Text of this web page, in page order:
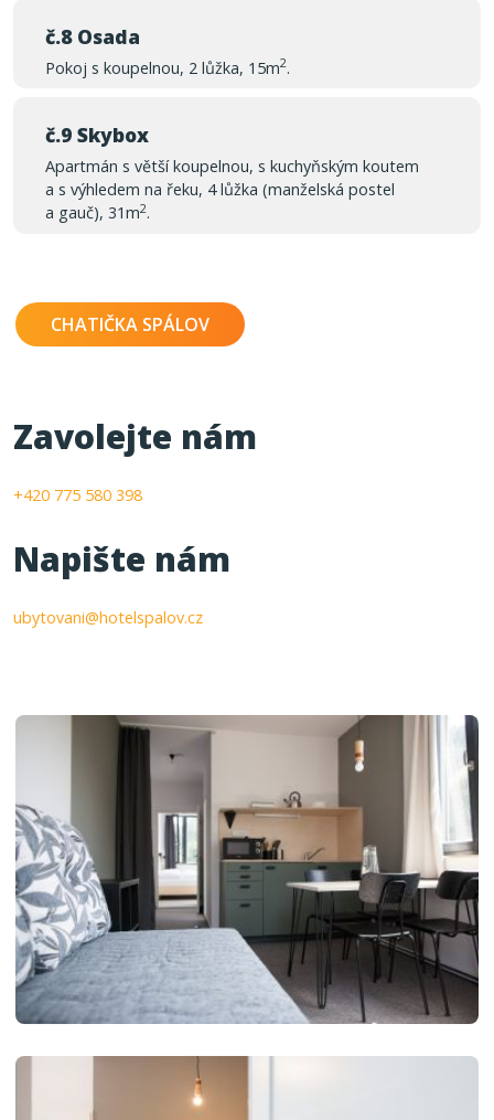
č.8 Osada
Pokoj s koupelnou, 2 lůžka, 15m2.
č.9 Skybox
Apartmán s větší koupelnou, s kuchyňským koutem
a s výhledem na řeku, 4 lůžka (manželská postel
a gauč), 31m2.
CHATIČKA SPÁLOV
Zavolejte nám
+420 775 580 398
Napište nám
ubytovani@hotelspalov.cz